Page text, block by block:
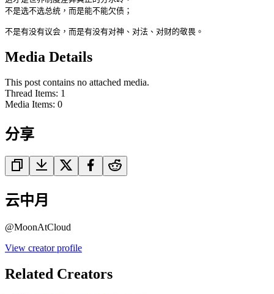
不是选不选总统，而是能不能欠债；
不是有没有议会，而是有没有对神、对法、对财的敬畏。
Media Details
This post contains no attached media.
Thread Items: 1
Media Items: 0
分享
云中月
@MoonAtCloud
View creator profile
Related Creators